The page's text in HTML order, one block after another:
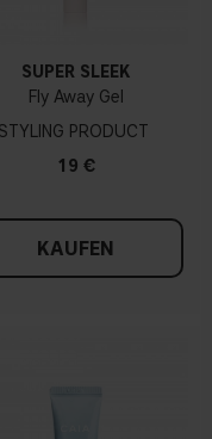
SUPER SLEEK
Fly Away Gel
STYLING PRODUCT
19 €
KAUFEN